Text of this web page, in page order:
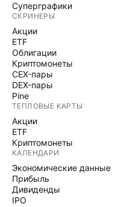
Суперграфики
СКРИНЕРЫ
Акции
ETF
Облигации
Криптомонеты
CEX-пары
DEX-пары
Pine
ТЕПЛОВЫЕ КАРТЫ
Акции
ETF
Криптомонеты
КАЛЕНДАРИ
Экономические данные
Прибыль
Дивиденды
IPO